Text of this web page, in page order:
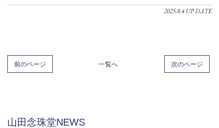
2025.8.4 UP DATE
前のページ 一覧へ 次のページ
山田念珠堂NEWS